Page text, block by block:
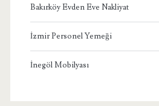
Bakırköy Evden Eve Nakliyat
İzmir Personel Yemeği
İnegöl Mobilyası